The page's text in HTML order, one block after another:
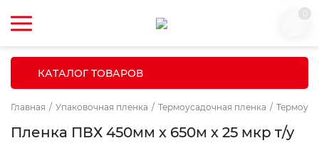
КАТАЛОГ ТОВАРОВ
Главная / Упаковочная пленка / Термоусадочная пленка /
Пленка ПВХ 450мм х 650м х 25 мкр т/у